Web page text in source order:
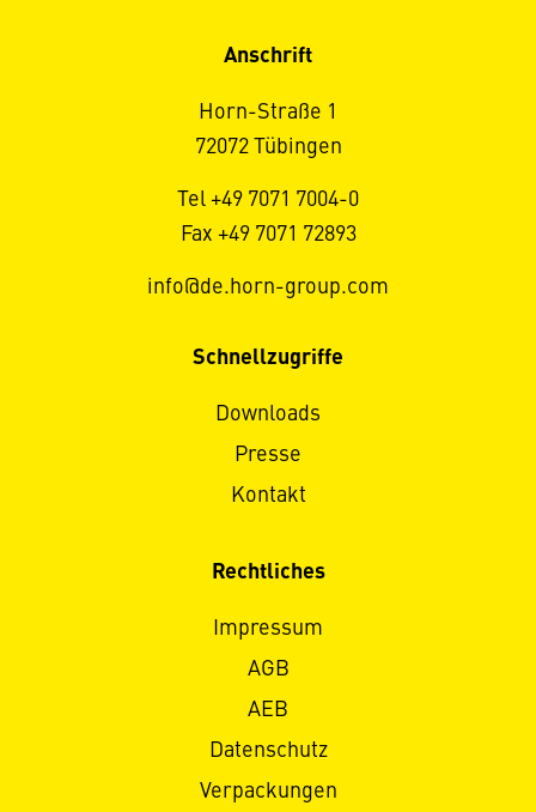
Anschrift
Horn-Straße 1
72072 Tübingen
Tel +49 7071 7004-0
Fax +49 7071 72893
info@de.horn-group.com
Schnellzugriffe
Downloads
Presse
Kontakt
Rechtliches
Impressum
AGB
AEB
Datenschutz
Verpackungen